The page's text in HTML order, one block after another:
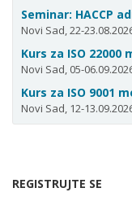
Seminar: HACCP
Novi Sad, 22-
Kurs za ISO 22000
Novi Sad, 05-
Kurs za ISO 9001
Novi Sad, 12-
REGISTRUJTE SE